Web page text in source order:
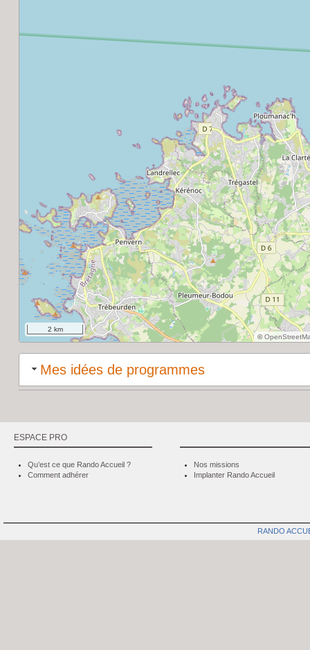
©
2 km
Mes idées de programmes
ESPACE PRO
Qu’est ce que Rando Accueil ?
Comment adhérer
Nos missions
Implanter Rando Accueil
RANDO